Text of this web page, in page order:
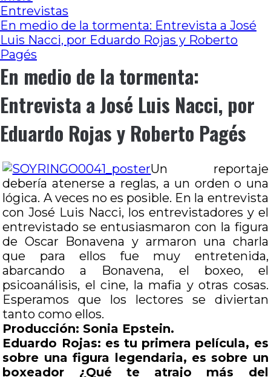
contenido
Entrevistas
En medio de la tormenta: Entrevista a José
Luis Nacci, por Eduardo Rojas y Roberto
Pagés
En medio de la tormenta:
Entrevista a José Luis Nacci, por
Eduardo Rojas y Roberto Pagés
Un reportaje
debería atenerse a reglas, a un orden o una
lógica. A veces no es posible. En la entrevista
con José Luis Nacci, los entrevistadores y el
entrevistado se entusiasmaron con la figura
de Oscar Bonavena y armaron una charla
que para ellos fue muy entretenida,
abarcando a Bonavena, el boxeo, el
psicoanálisis, el cine, la mafia y otras cosas.
Esperamos que los lectores se diviertan
tanto como ellos.
Producción: Sonia Epstein.
Eduardo Rojas: es tu primera película, es
sobre una figura legendaria, es sobre un
boxeador ¿Qué te atrajo más del